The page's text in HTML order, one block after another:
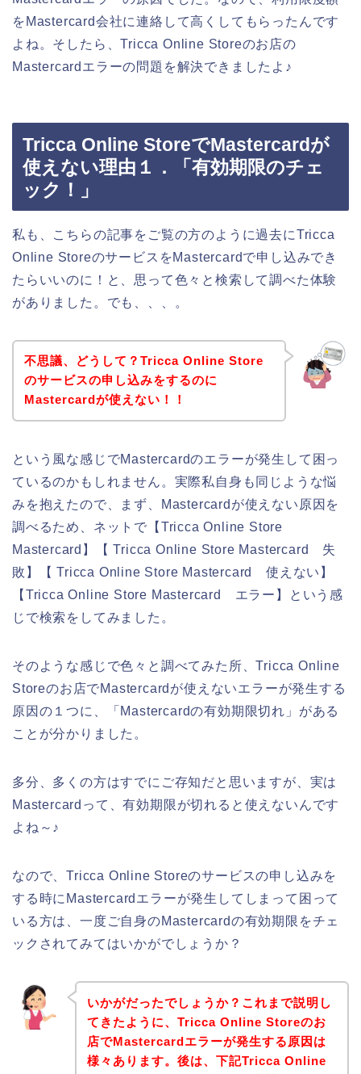
をMastercard会社に連絡して高くしてもらったんです
よね。そしたら、Tricca Online Storeのお店の
Mastercardエラーの問題を解決できましたよ♪
Tricca Online StoreでMastercardが
使えない理由１．「有効期限のチェ
ック！」
私も、こちらの記事をご覧の方のように過去にTricca
Online StoreのサービスをMastercardで申し込みでき
たらいいのに！と、思って色々と検索して調べた体験
がありました。でも、、、。
不思議、どうして？Tricca Online Store
のサービスの申し込みをするのに
Mastercardが使えない！！
という風な感じでMastercardのエラーが発生して困っ
ているのかもしれません。実際私自身も同じような悩
みを抱えたので、まず、Mastercardが使えない原因を
調べるため、ネットで【Tricca Online Store
Mastercard】【 Tricca Online Store Mastercard 失
敗】【 Tricca Online Store Mastercard 使えない】
【Tricca Online Store Mastercard エラー】という感
じで検索をしてみました。
そのような感じで色々と調べてみた所、Tricca Online
Storeのお店でMastercardが使えないエラーが発生する
原因の１つに、「Mastercardの有効期限切れ」がある
ことが分かりました。
多分、多くの方はすでにご存知だと思いますが、実は
Mastercardって、有効期限が切れると使えないんです
よね～♪
なので、Tricca Online Storeのサービスの申し込みを
する時にMastercardエラーが発生してしまって困って
いる方は、一度ご自身のMastercardの有効期限をチェ
ックされてみてはいかがでしょうか？
いかがだったでしょうか？これまで説明し
てきたように、Tricca Online Storeのお
店でMastercardエラーが発生する原因は
様々あります。後は、下記Tricca Online